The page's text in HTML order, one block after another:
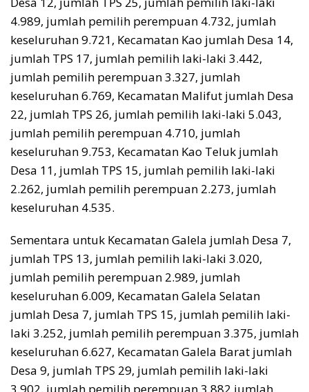
4.989, jumlah pemilih perempuan 4.732, jumlah
keseluruhan 9.721, Kecamatan Kao jumlah Desa 14,
jumlah TPS 17, jumlah pemilih laki-laki 3.442,
jumlah pemilih perempuan 3.327, jumlah
keseluruhan 6.769, Kecamatan Malifut jumlah Desa
22, jumlah TPS 26, jumlah pemilih laki-laki 5.043,
jumlah pemilih perempuan 4.710, jumlah
keseluruhan 9.753, Kecamatan Kao Teluk jumlah
Desa 11, jumlah TPS 15, jumlah pemilih laki-laki
2.262, jumlah pemilih perempuan 2.273, jumlah
keseluruhan 4.535.
Sementara untuk Kecamatan Galela jumlah Desa 7,
jumlah TPS 13, jumlah pemilih laki-laki 3.020,
jumlah pemilih perempuan 2.989, jumlah
keseluruhan 6.009, Kecamatan Galela Selatan
jumlah Desa 7, jumlah TPS 15, jumlah pemilih laki-
laki 3.252, jumlah pemilih perempuan 3.375, jumlah
keseluruhan 6.627, Kecamatan Galela Barat jumlah
Desa 9, jumlah TPS 29, jumlah pemilih laki-laki